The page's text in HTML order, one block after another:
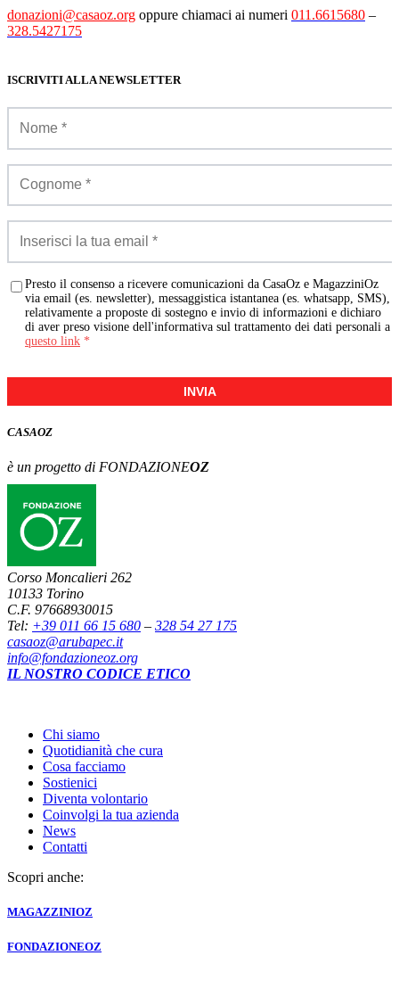
donazioni@casaoz.org oppure chiamaci ai numeri 011.6615680 –
328.5427175
ISCRIVITI ALLA NEWSLETTER
Presto il consenso a ricevere comunicazioni da CasaOz e MagazziniOz
via email (es. newsletter), messaggistica istantanea (es. whatsapp, SMS),
relativamente a proposte di sostegno e invio di informazioni e dichiaro
di aver preso visione dell'informativa sul trattamento dei dati personali a
questo link *
INVIA
CASAOZ
è un progetto di FONDAZIONEOZ
Corso Moncalieri 262
10133 Torino
C.F. 97668930015
Tel: +39 011 66 15 680 – 328 54 27 175
casaoz@arubapec.it
info@fondazioneoz.org
IL NOSTRO CODICE ETICO
Chi siamo
Quotidianità che cura
Cosa facciamo
Sostienici
Diventa volontario
Coinvolgi la tua azienda
News
Contatti
Scopri anche:
MAGAZZINIOZ
FONDAZIONEOZ